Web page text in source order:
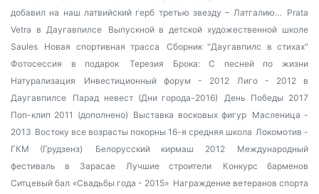
добавил на наш латвийский герб третью звезду – Латгалию… Prata
Vetra в Даугавпилсе
Выпускной в детской художественной школе
Saules
Новая спортивная трасса
Сборник "Даугавпилс в стихах"
Фотосессия в подарок
Терезия Брока: С песней по жизни
Натурализация
Инвестиционный форум - 2012
Лиго - 2012 в
Даугавпилсе
Парад невест (Дни города-2016)
День Победы 2017
Поп-клип 2011 (дополнено) Выставка восковых фигур Масленица -
2013 Востоку все возрасты покорны 16-я средняя школа Локомотив -
ГКМ (Грудзенз)
Белорусский кирмаш 2012
Международный
фестиваль в Зарасае
Лучшие строители
Конкурс барменов
Ситцевый бал «Свадьбы года - 2015» Награждение ветеранов спорта